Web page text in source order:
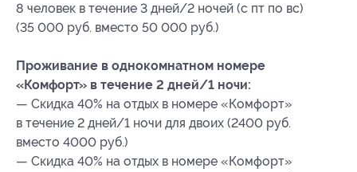
8 человек в течение 3 дней/2 ночей (с пт по вс)
(35 000 руб. вместо 50 000 руб.)
Проживание в однокомнатном номере
«Комфорт» в течение 2 дней/1 ночи:
— Скидка 40% на отдых в номере «Комфорт»
в течение 2 дней/1 ночи для двоих (2400 руб.
вместо 4000 руб.)
— Скидка 40% на отдых в номере «Комфорт»